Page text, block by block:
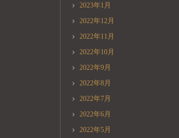
2023年1月
2022年12月
2022年11月
2022年10月
2022年9月
2022年8月
2022年7月
2022年6月
2022年5月